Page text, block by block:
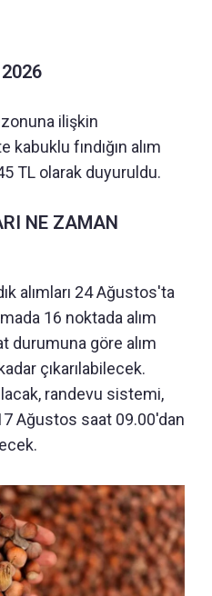
ilişkin
kabuklu fındığın alım
TL olarak duyuruldu.
NE ZAMAN
alımları 24 Ağustos'ta
16 noktada alım
durumuna göre alım
çıkarılabilecek.
randevu sistemi,
Ağustos saat 09.00'dan